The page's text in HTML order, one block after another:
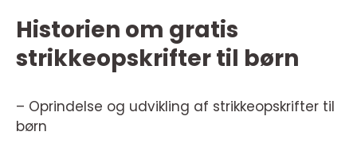
Historien om gratis
strikkeopskrifter til børn
– Oprindelse og udvikling af strikkeopskrifter til
børn